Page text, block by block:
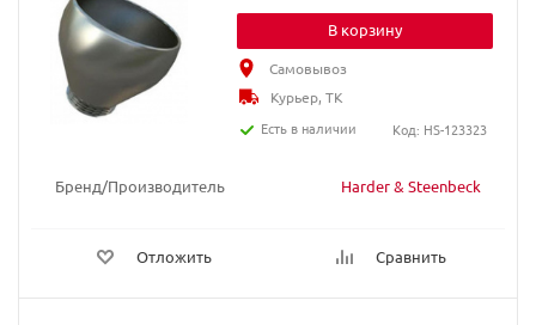
Бренд/Производитель Harder & Steenbeck
Отложить Сравнить
В корзину
Самовывоз
Курьер, ТК
Есть в наличии
Код: HS-123323